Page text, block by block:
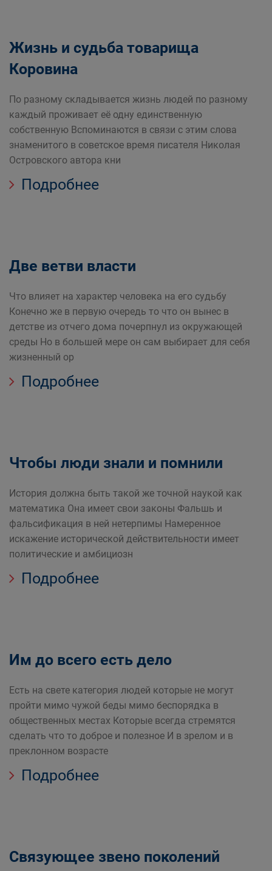
Жизнь и судьба товарища
Коровина
По разному складывается жизнь людей по разному
каждый проживает её одну единственную
собственную Вспоминаются в связи с этим слова
знаменитого в советское время писателя Николая
Островского автора кни
Подробнее
Две ветви власти
Что влияет на характер человека на его судьбу
Конечно же в первую очередь то что он вынес в
детстве из отчего дома почерпнул из окружающей
среды Но в большей мере он сам выбирает для себя
жизненный ор
Подробнее
Чтобы люди знали и помнили
История должна быть такой же точной наукой как
математика Она имеет свои законы Фальшь и
фальсификация в ней нетерпимы Намеренное
искажение исторической действительности имеет
политические и амбициозн
Подробнее
Им до всего есть дело
Есть на свете категория людей которые не могут
пройти мимо чужой беды мимо беспорядка в
общественных местах Которые всегда стремятся
сделать что то доброе и полезное И в зрелом и в
преклонном возрасте
Подробнее
Связующее звено поколений